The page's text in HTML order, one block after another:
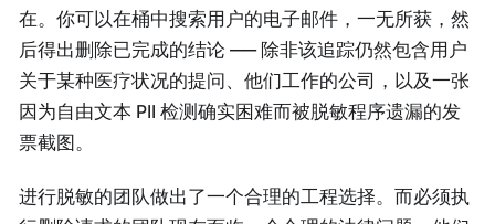
在。你可以在桶中搜索用户的电子邮件，一无所获，然
后得出删除已完成的结论 —— 除非该追踪仍然包含用户
关于某种医疗状况的提问、他们工作的公司，以及一张
因为自由文本 PII 检测确实困难而被脱敏程序遗漏的发
票截图。
进行脱敏的团队做出了一个合理的工程选择。而必须执